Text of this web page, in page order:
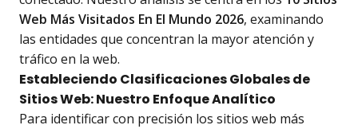
Web Más Visitados En El Mundo 2026, examinando
las entidades que concentran la mayor atención y
tráfico en la web.
Estableciendo Clasificaciones Globales de
Sitios Web: Nuestro Enfoque Analítico
Para identificar con precisión los sitios web más